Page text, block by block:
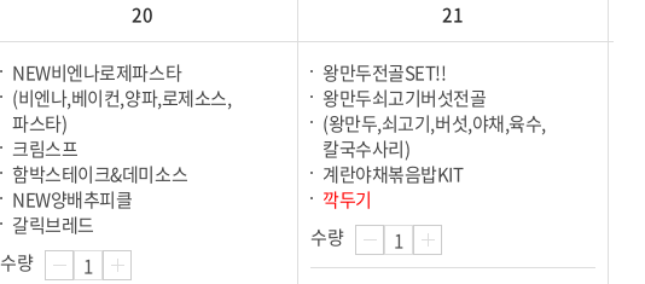
20
NEW비엔나로제파스타
(비엔나,베이컨,양파,로제소스,
파스타)
크림스프
함박스테이크&데미소스
NEW양배추피클
갈릭브레드
수량
21
왕만두전골SET!!
왕만두쇠고기버섯전골
(왕만두,쇠고기,버섯,야채,육수,
칼국수사리)
계란야채볶음밥KIT
깍두기
수량